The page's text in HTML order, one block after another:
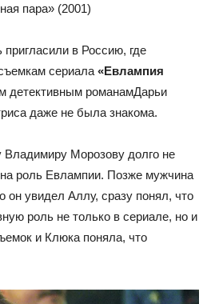
пара» (2001)
пригласили в Россию, где
сериала «Евлампия
детективным романамДарьи
даже не была знакома.
Владимиру Морозову долго не
роль Евлампии. Позже мужчина
он увидел Аллу, сразу понял, что
роль не только в сериале, но и
и Клюка поняла, что